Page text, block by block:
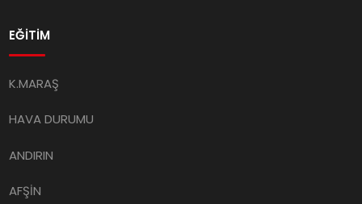
EĞİTİM
K.MARAŞ
HAVA DURUMU
ANDIRIN
AFŞİN